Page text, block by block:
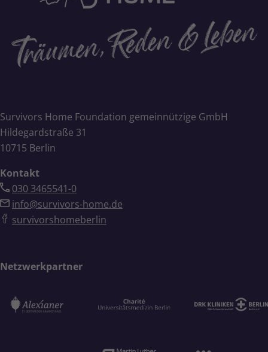
Survivors Home Foundation gemeinnützige GmbH
Hildegardstraße 31
10715 Berlin
Kontakt
030 3465541-0
info@survivors-home.de
survivorshomeberlin
Netzwerkpartner